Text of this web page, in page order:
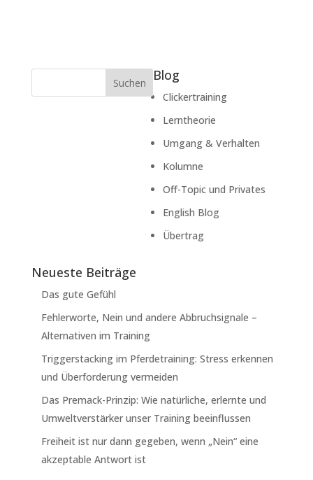
Suchen Blog
Clickertraining
Lerntheorie
Umgang & Verhalten
Kolumne
Off-Topic und Privates
English Blog
Übertrag
Neueste Beiträge
Das gute Gefühl
Fehlerworte, Nein und andere Abbruchsignale –
Alternativen im Training
Triggerstacking im Pferdetraining: Stress erkennen
und Überforderung vermeiden
Das Premack-Prinzip: Wie natürliche, erlernte und
Umweltverstärker unser Training beeinflussen
Freiheit ist nur dann gegeben, wenn „Nein“ eine
akzeptable Antwort ist